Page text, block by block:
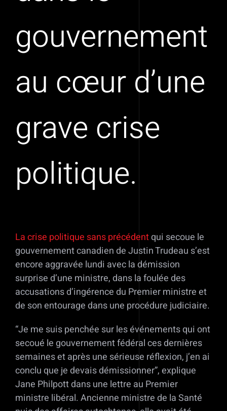
gouvernement
au cœur d’une
grave crise
politique.
La crise politique sans précédentqui secoue le
gouvernement canadien de Justin Trudeau s’est
encore aggravée lundi avec la démission
surprise d’une ministre, dans la foulée des
accusations d’ingérence du Premier ministre et
de son entourage dans une procédure judiciaire.
“Je me suis penchée sur les événements qui ont
secoué le gouvernement fédéral ces dernières
semaines et après une sérieuse réflexion, j’en ai
conclu que je devais démissionner”, explique
Jane Philpott dans une lettre au Premier
ministre libéral. Ancienne ministre de la Santé